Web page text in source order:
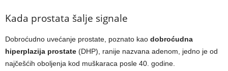
Kada prostata šalje signale
Dobroćudno uvećanje prostate, poznato kao dobroćudna
hiperplazija prostate (DHP), ranije nazvana adenom, jedno je od
najčešćih oboljenja kod muškaraca posle 40. godine.